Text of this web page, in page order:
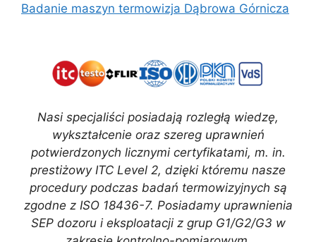
Badanie maszyn termowizja Dąbrowa Górnicza
Nasi specjaliści posiadają rozległą wiedzę,
wykształcenie oraz szereg uprawnień
potwierdzonych licznymi certyfikatami, m. in.
prestiżowy ITC Level 2, dzięki któremu nasze
procedury podczas badań termowizyjnych są
zgodne z ISO 18436-7. Posiadamy uprawnienia
SEP dozoru i eksploatacji z grup G1/G2/G3 w